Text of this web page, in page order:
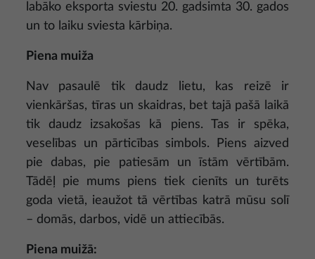
labāko eksporta sviestu 20. gadsimta 30. gados
un to laiku sviesta kārbiņa.
Piena muiža
Nav pasaulē tik daudz lietu, kas reizē ir
vienkāršas, tīras un skaidras, bet tajā pašā laikā
tik daudz izsakošas kā piens. Tas ir spēka,
veselības un pārticības simbols. Piens aizved
pie dabas, pie patiesām un īstām vērtībām.
Tādēļ pie mums piens tiek cienīts un turēts
goda vietā, ieaužot tā vērtības katrā mūsu solī
– domās, darbos, vidē un attiecībās.
Piena muižā: